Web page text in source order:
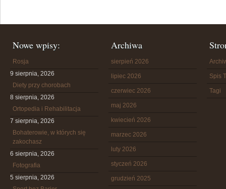
Nowe wpisy:
Rosja
9 sierpnia, 2026
Diety przy chorobach
8 sierpnia, 2026
Ortopedia i Rehabilitacja
7 sierpnia, 2026
Bohaterowie, w których się
zakochasz
6 sierpnia, 2026
Fotografia
5 sierpnia, 2026
Archiwa
sierpień 2026
lipiec 2026
czerwiec 2026
maj 2026
kwiecień 2026
marzec 2026
luty 2026
styczeń 2026
grudzień 2025
Spis
Tagi